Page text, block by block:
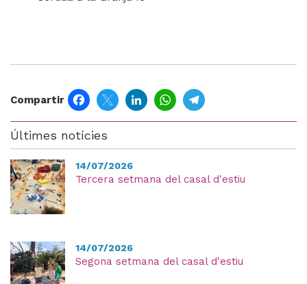
Compartir FacebookTwitterLinkedInWhatsApp
Últimes notícies
14/07/2026
Tercera setmana del casal d'estiu
14/07/2026
Segona setmana del casal d'estiu